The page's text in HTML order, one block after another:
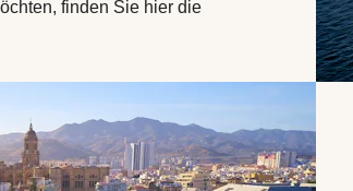
finden Sie hier die